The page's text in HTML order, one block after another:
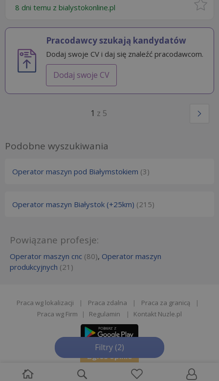
Filtry (2)
8 dni temu z bialystokonline.pl
Pracodawcy szukają kandydatów
Dodaj swoje CV i daj się znaleźć pracodawcom.
Dodaj swoje CV
1 z 5
Podobne wyszukiwania
Operator maszyn pod Białymstokiem (3)
Operator maszyn Białystok (+25km) (215)
Powiązane profesje:
Operator maszyn cnc (80), Operator maszyn
produkcyjnych (21)
Praca wg lokalizacji | Praca zdalna | Praca za granicą
|
Praca wg Firm
| Regulamin | Kontakt Nuzle.pl
Zgłoś opinie